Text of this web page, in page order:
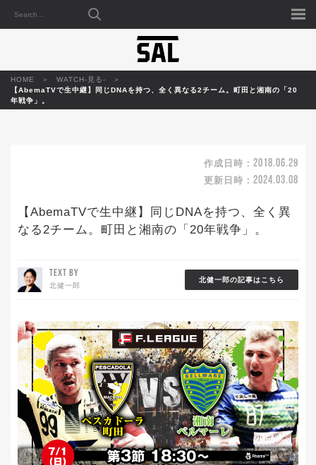
HOME
WATCH-見る-
【AbemaTVで生中継】同じDNAを持つ、全く異なる2チーム。町田と湘南の「20
年戦争」。
作成日時： 2018.06.29
更新日時： 2024.03.08
【AbemaTVで生中継】同じDNAを持つ、全く異
なる2チーム。町田と湘南の「20年戦争」。
TEXT BY
北健一郎
北健一郎の記事はこちら